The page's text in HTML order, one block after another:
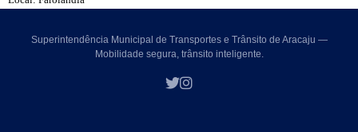
Superintendência Municipal de Transportes e Trânsito de Aracaju —
Mobilidade segura, trânsito inteligente.